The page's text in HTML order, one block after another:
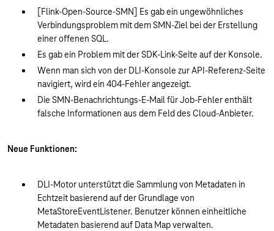
[Flink-Open-Source-SMN] Es gab ein ungewöhnliches
Verbindungsproblem mit dem SMN-Ziel bei der Erstellung
einer offenen SQL.
Es gab ein Problem mit der SDK-Link-Seite auf der Konsole.
Wenn man sich von der DLI-Konsole zur API-Referenz-Seite
navigiert, wird ein 404-Fehler angezeigt.
Die SMN-Benachrichtungs-E-Mail für Job-Fehler enthält
falsche Informationen aus dem Feld des Cloud-Anbieter.
Neue Funktionen:
DLI-Motor unterstützt die Sammlung von Metadaten in
Echtzeit basierend auf der Grundlage von
MetaStoreEventListener. Benutzer können einheitliche
Metadaten basierend auf Data Map verwalten.